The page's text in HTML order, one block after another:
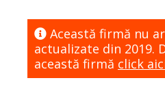
Această firmă nu
actualizate din 2019.
această firmă click